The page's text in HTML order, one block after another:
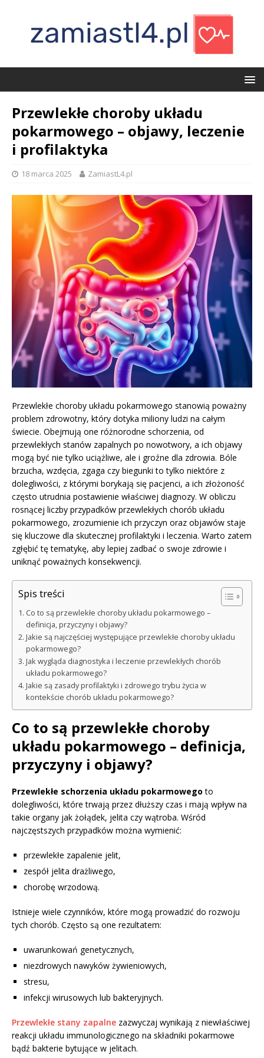
Przewlekłe choroby układu
pokarmowego – objawy, leczenie
i profilaktyka
18 marca 2025 ZamiastL4.pl
Przewlekłe choroby układu pokarmowego stanowią poważny
problem zdrowotny, który dotyka miliony ludzi na całym
świecie. Obejmują one różnorodne schorzenia, od
przewlekłych stanów zapalnych po nowotwory, a ich objawy
mogą być nie tylko uciążliwe, ale i groźne dla zdrowia. Bóle
brzucha, wzdęcia, zgaga czy biegunki to tylko niektóre z
dolegliwości, z którymi borykają się pacjenci, a ich złożoność
często utrudnia postawienie właściwej diagnozy. W obliczu
rosnącej liczby przypadków przewlekłych chorób układu
pokarmowego, zrozumienie ich przyczyn oraz objawów staje
się kluczowe dla skutecznej profilaktyki i leczenia. Warto zatem
zgłębić tę tematykę, aby lepiej zadbać o swoje zdrowie i
uniknąć poważnych konsekwencji.
Spis treści
Co to są przewlekłe choroby układu pokarmowego –
definicja, przyczyny i objawy?
Jakie są najczęściej występujące przewlekłe choroby układu
pokarmowego?
Jak wygląda diagnostyka i leczenie przewlekłych chorób
układu pokarmowego?
Jakie są zasady profilaktyki i zdrowego trybu życia w
kontekście chorób układu pokarmowego?
Co to są przewlekłe choroby
układu pokarmowego – definicja,
przyczyny i objawy?
Przewlekłe schorzenia układu pokarmowego to
dolegliwości, które trwają przez dłuższy czas i mają wpływ na
takie organy jak żołądek, jelita czy wątroba. Wśród
najczęstszych przypadków można wymienić:
przewlekłe zapalenie jelit,
zespół jelita drażliwego,
chorobę wrzodową.
Istnieje wiele czynników, które mogą prowadzić do rozwoju
tych chorób. Często są one rezultatem:
uwarunkowań genetycznych,
niezdrowych nawyków żywieniowych,
stresu,
infekcji wirusowych lub bakteryjnych.
Przewlekłe stany zapalne zazwyczaj wynikają z niewłaściwej
reakcji układu immunologicznego na składniki pokarmowe
bądź bakterie bytujące w jelitach.